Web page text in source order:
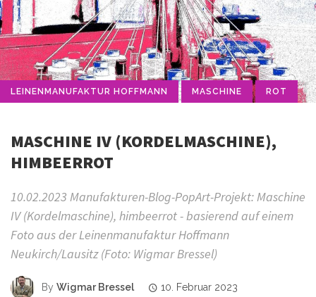
LEINENMANUFAKTUR HOFFMANN MASCHINE ROT
MASCHINE IV (KORDELMASCHINE),
HIMBEERROT
10.02.2023 Manufakturen-Blog-PopArt-Projekt: Maschine
IV (Kordelmaschine), himbeerrot - basierend auf einem
Foto aus der Leinenmanufaktur Hoffmann
Neukirch/Lausitz (Foto: Wigmar Bressel)
By Wigmar Bressel 10. Februar 2023